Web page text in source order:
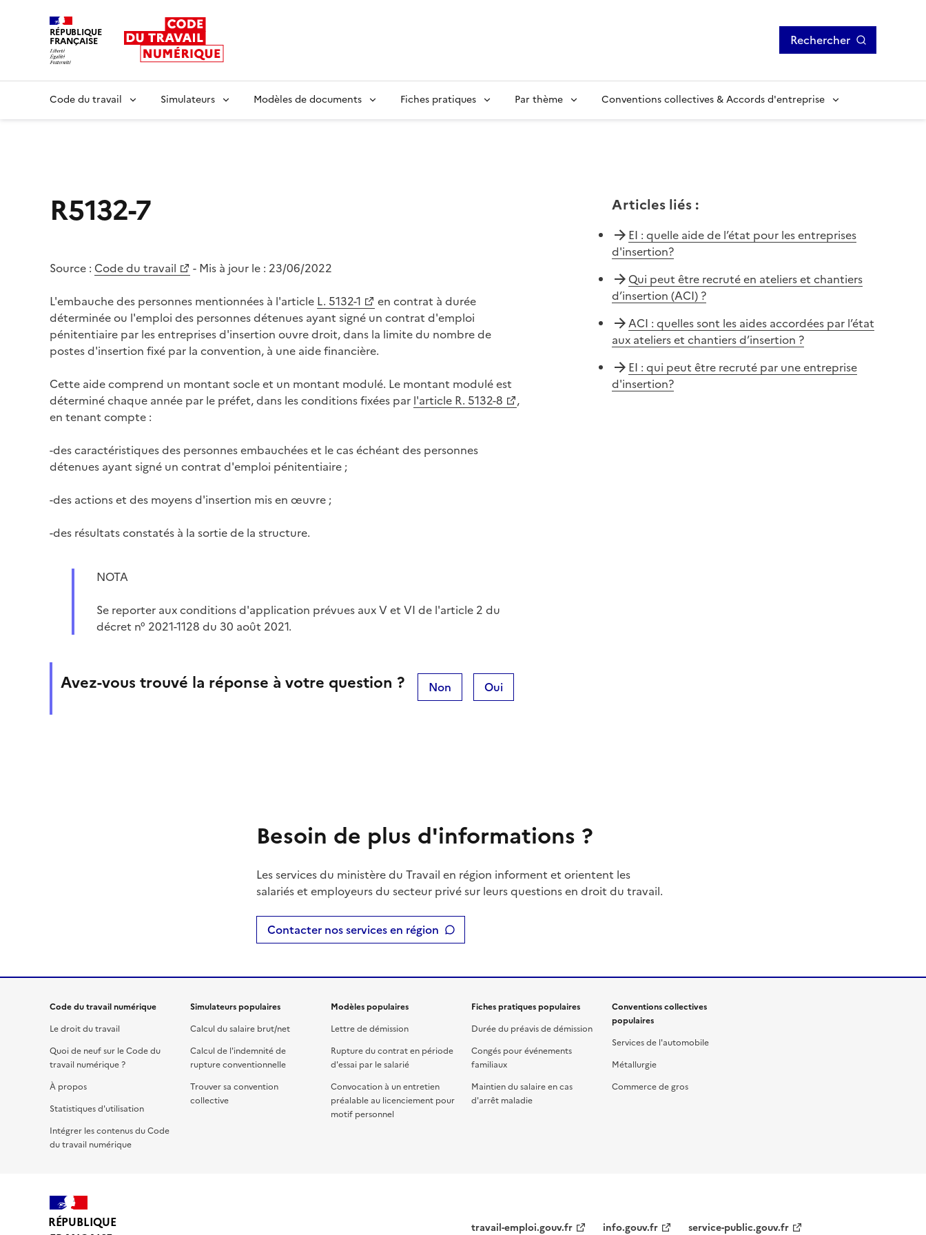
RÉPUBLIQUE
FRANÇAISE Rechercher
Code du travail Simulateurs Modèles de documents Fiches pratiques Par thème Conventions collectives & Accords d'entreprise
R5132-7
Source : Code du travail - Mis à jour le : 23/06/2022
L'embauche des personnes mentionnées à l'article L. 5132-1
en contrat à durée
déterminée ou l'emploi des personnes détenues ayant signé un contrat d'emploi
pénitentiaire par les entreprises d'insertion ouvre droit, dans la limite du nombre de
postes d'insertion fixé par la convention, à une aide financière.
Cette aide comprend un montant socle et un montant modulé. Le montant modulé est
déterminé chaque année par le préfet, dans les conditions fixées par l'article R. 5132-8
,
en tenant compte :
-des caractéristiques des personnes embauchées et le cas échéant des personnes
détenues ayant signé un contrat d'emploi pénitentiaire ;
-des actions et des moyens d'insertion mis en œuvre ;
-des résultats constatés à la sortie de la structure.
NOTA
Se reporter aux conditions d'application prévues aux V et VI de l'article 2 du
décret n° 2021-1128 du 30 août 2021.
Avez-vous trouvé la réponse à votre question ? Non Oui
Articles liés:
EI : quelle aide de l’état pour les entreprises
d'insertion?
Qui peut être recruté en ateliers et chantiers
d’insertion (ACI) ?
ACI : quelles sont les aides accordées par l’état
aux ateliers et chantiers d’insertion ?
EI : qui peut être recruté par une entreprise
d'insertion?
Besoin de plus d'informations ?
Les services du ministère du Travail en région informent et orientent les
salariés et employeurs du secteur privé sur leurs questions en droit du travail.
Contacter nos services en région
Code du travail numérique
Le droit du travail
Quoi de neuf sur le Code du
travail numérique ?
À propos
Statistiques d'utilisation
Intégrer les contenus du Code
du travail numérique
Simulateurs populaires
Calcul du salaire brut/net
Calcul de l'indemnité de
rupture conventionnelle
Trouver sa convention
collective
Modèles populaires
Lettre de démission
Rupture du contrat en période
d'essai par le salarié
Convocation à un entretien
préalable au licenciement pour
motif personnel
Fiches pratiques populaires
Durée du préavis de démission
Congés pour événements
familiaux
Maintien du salaire en cas
d'arrêt maladie
Conventions collectives
populaires
Services de l'automobile
Métallurgie
Commerce de gros
RÉPUBLIQUE
travail-emploi.gouv.fr info.gouv.fr service-public.gouv.fr